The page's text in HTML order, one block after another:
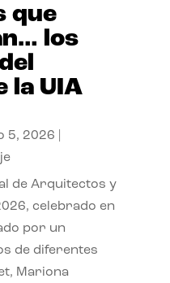
que
los
la UIA
5, 2026
de Arquitectos y
celebrado en
por un
de diferentes
Mariona